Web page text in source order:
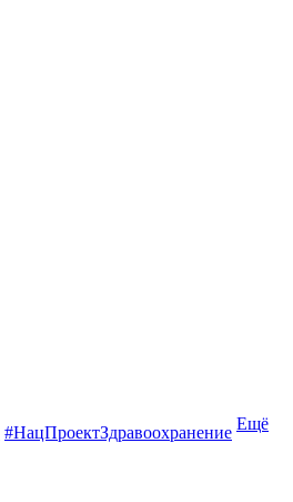
#НацПроектЗдравоохранение Ещё